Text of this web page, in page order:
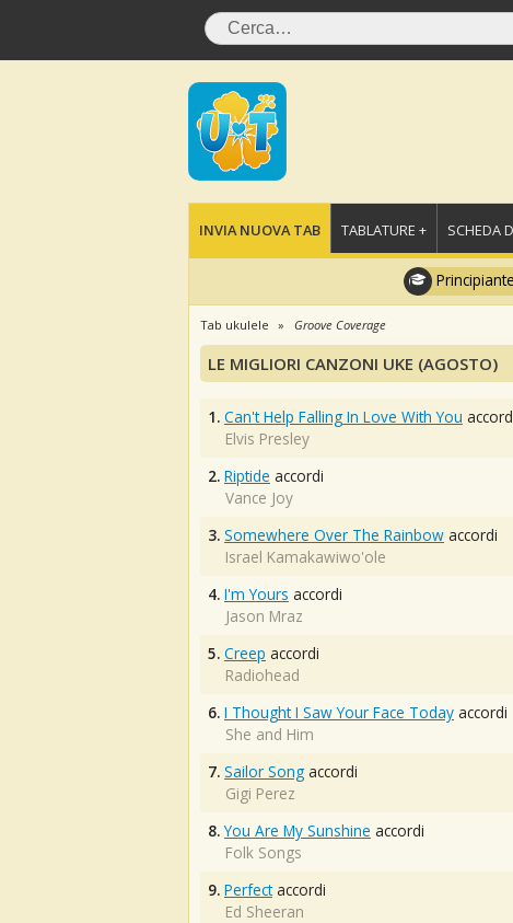
INVIA NUOVA TAB TABLATURE + SCHEDA
Tab ukulele Groove Coverage
LE MIGLIORI CANZONI UKE (AGOSTO)
1. Can't Help Falling In Love With You
Elvis Presley
2. Riptide accordi
Vance Joy
3. Somewhere Over The Rainbow accordi
Israel Kamakawiwo'ole
4. I'm Yours accordi
Jason Mraz
5. Creep accordi
Radiohead
6. I Thought I Saw Your Face Today accordi
She and Him
7. Sailor Song accordi
Gigi Perez
8. You Are My Sunshine accordi
Folk Songs
9. Perfectaccordi
Ed Sheeran